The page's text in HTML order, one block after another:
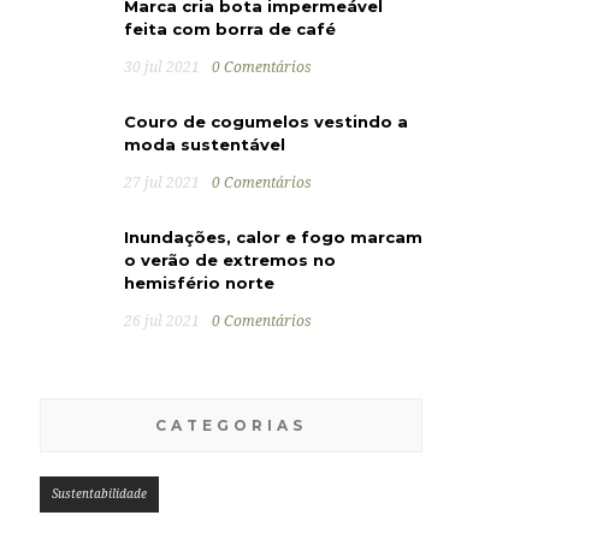
Marca cria bota impermeável
feita com borra de café
30 jul 2021 0 Comentários
Couro de cogumelos vestindo a
moda sustentável
27 jul 2021 0 Comentários
Inundações, calor e fogo marcam
o verão de extremos no
hemisfério norte
26 jul 2021 0 Comentários
CATEGORIAS
Sustentabilidade